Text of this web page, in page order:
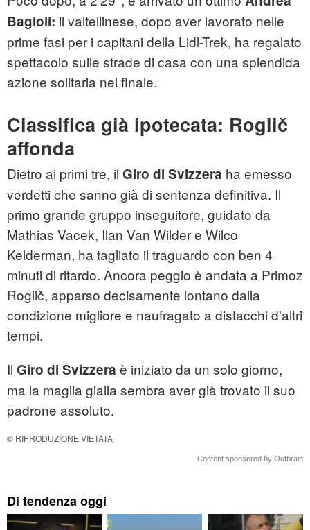
Bagioli: il valtellinese, dopo aver lavorato nelle
prime fasi per i capitani della Lidl-Trek, ha regalato
spettacolo sulle strade di casa con una splendida
azione solitaria nel finale.
Classifica già ipotecata: Roglič
affonda
Dietro ai primi tre, il Giro di Svizzera ha emesso
verdetti che sanno già di sentenza definitiva. Il
primo grande gruppo inseguitore, guidato da
Mathias Vacek, Ilan Van Wilder e Wilco
Kelderman, ha tagliato il traguardo con ben 4
minuti di ritardo. Ancora peggio è andata a Primoz
Roglič, apparso decisamente lontano dalla
condizione migliore e naufragato a distacchi d'altri
tempi.
Il Giro di Svizzera è iniziato da un solo giorno,
ma la maglia gialla sembra aver già trovato il suo
padrone assoluto.
© RIPRODUZIONE VIETATA
Content sponsored by Outbrain
Di tendenza oggi